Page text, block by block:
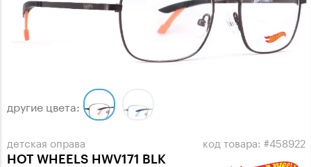
детская оправа
HOT WHEELS HWV171 BLK
код товара: #458922
другие цвета: